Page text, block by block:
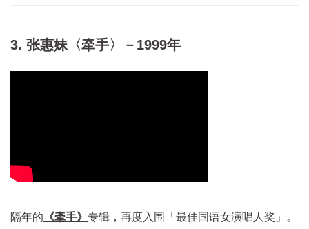
3. 张惠妹〈牵手〉－1999年
隔年的 《牵手》 专辑，再度入围「最佳国语女演唱人奖」。